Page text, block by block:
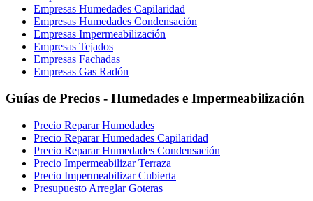
Empresas Humedades Capilaridad
Empresas Humedades Condensación
Empresas Impermeabilización
Empresas Tejados
Empresas Fachadas
Empresas Gas Radón
Guías de Precios - Humedades e Impermeabilización
Precio Reparar Humedades
Precio Reparar Humedades Capilaridad
Precio Reparar Humedades Condensación
Precio Impermeabilizar Terraza
Precio Impermeabilizar Cubierta
Presupuesto Arreglar Goteras